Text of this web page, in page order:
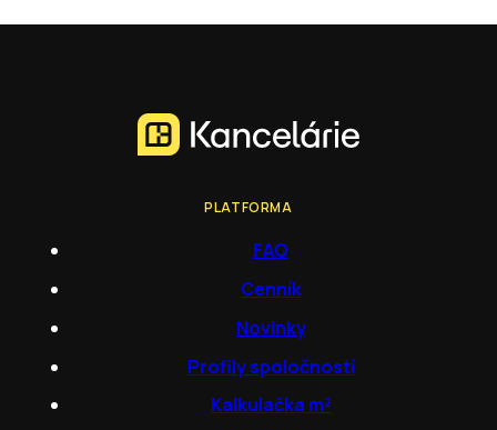
PLATFORMA
FAQ
Cenník
Novinky
Profily spoločností
Kalkulačka m²